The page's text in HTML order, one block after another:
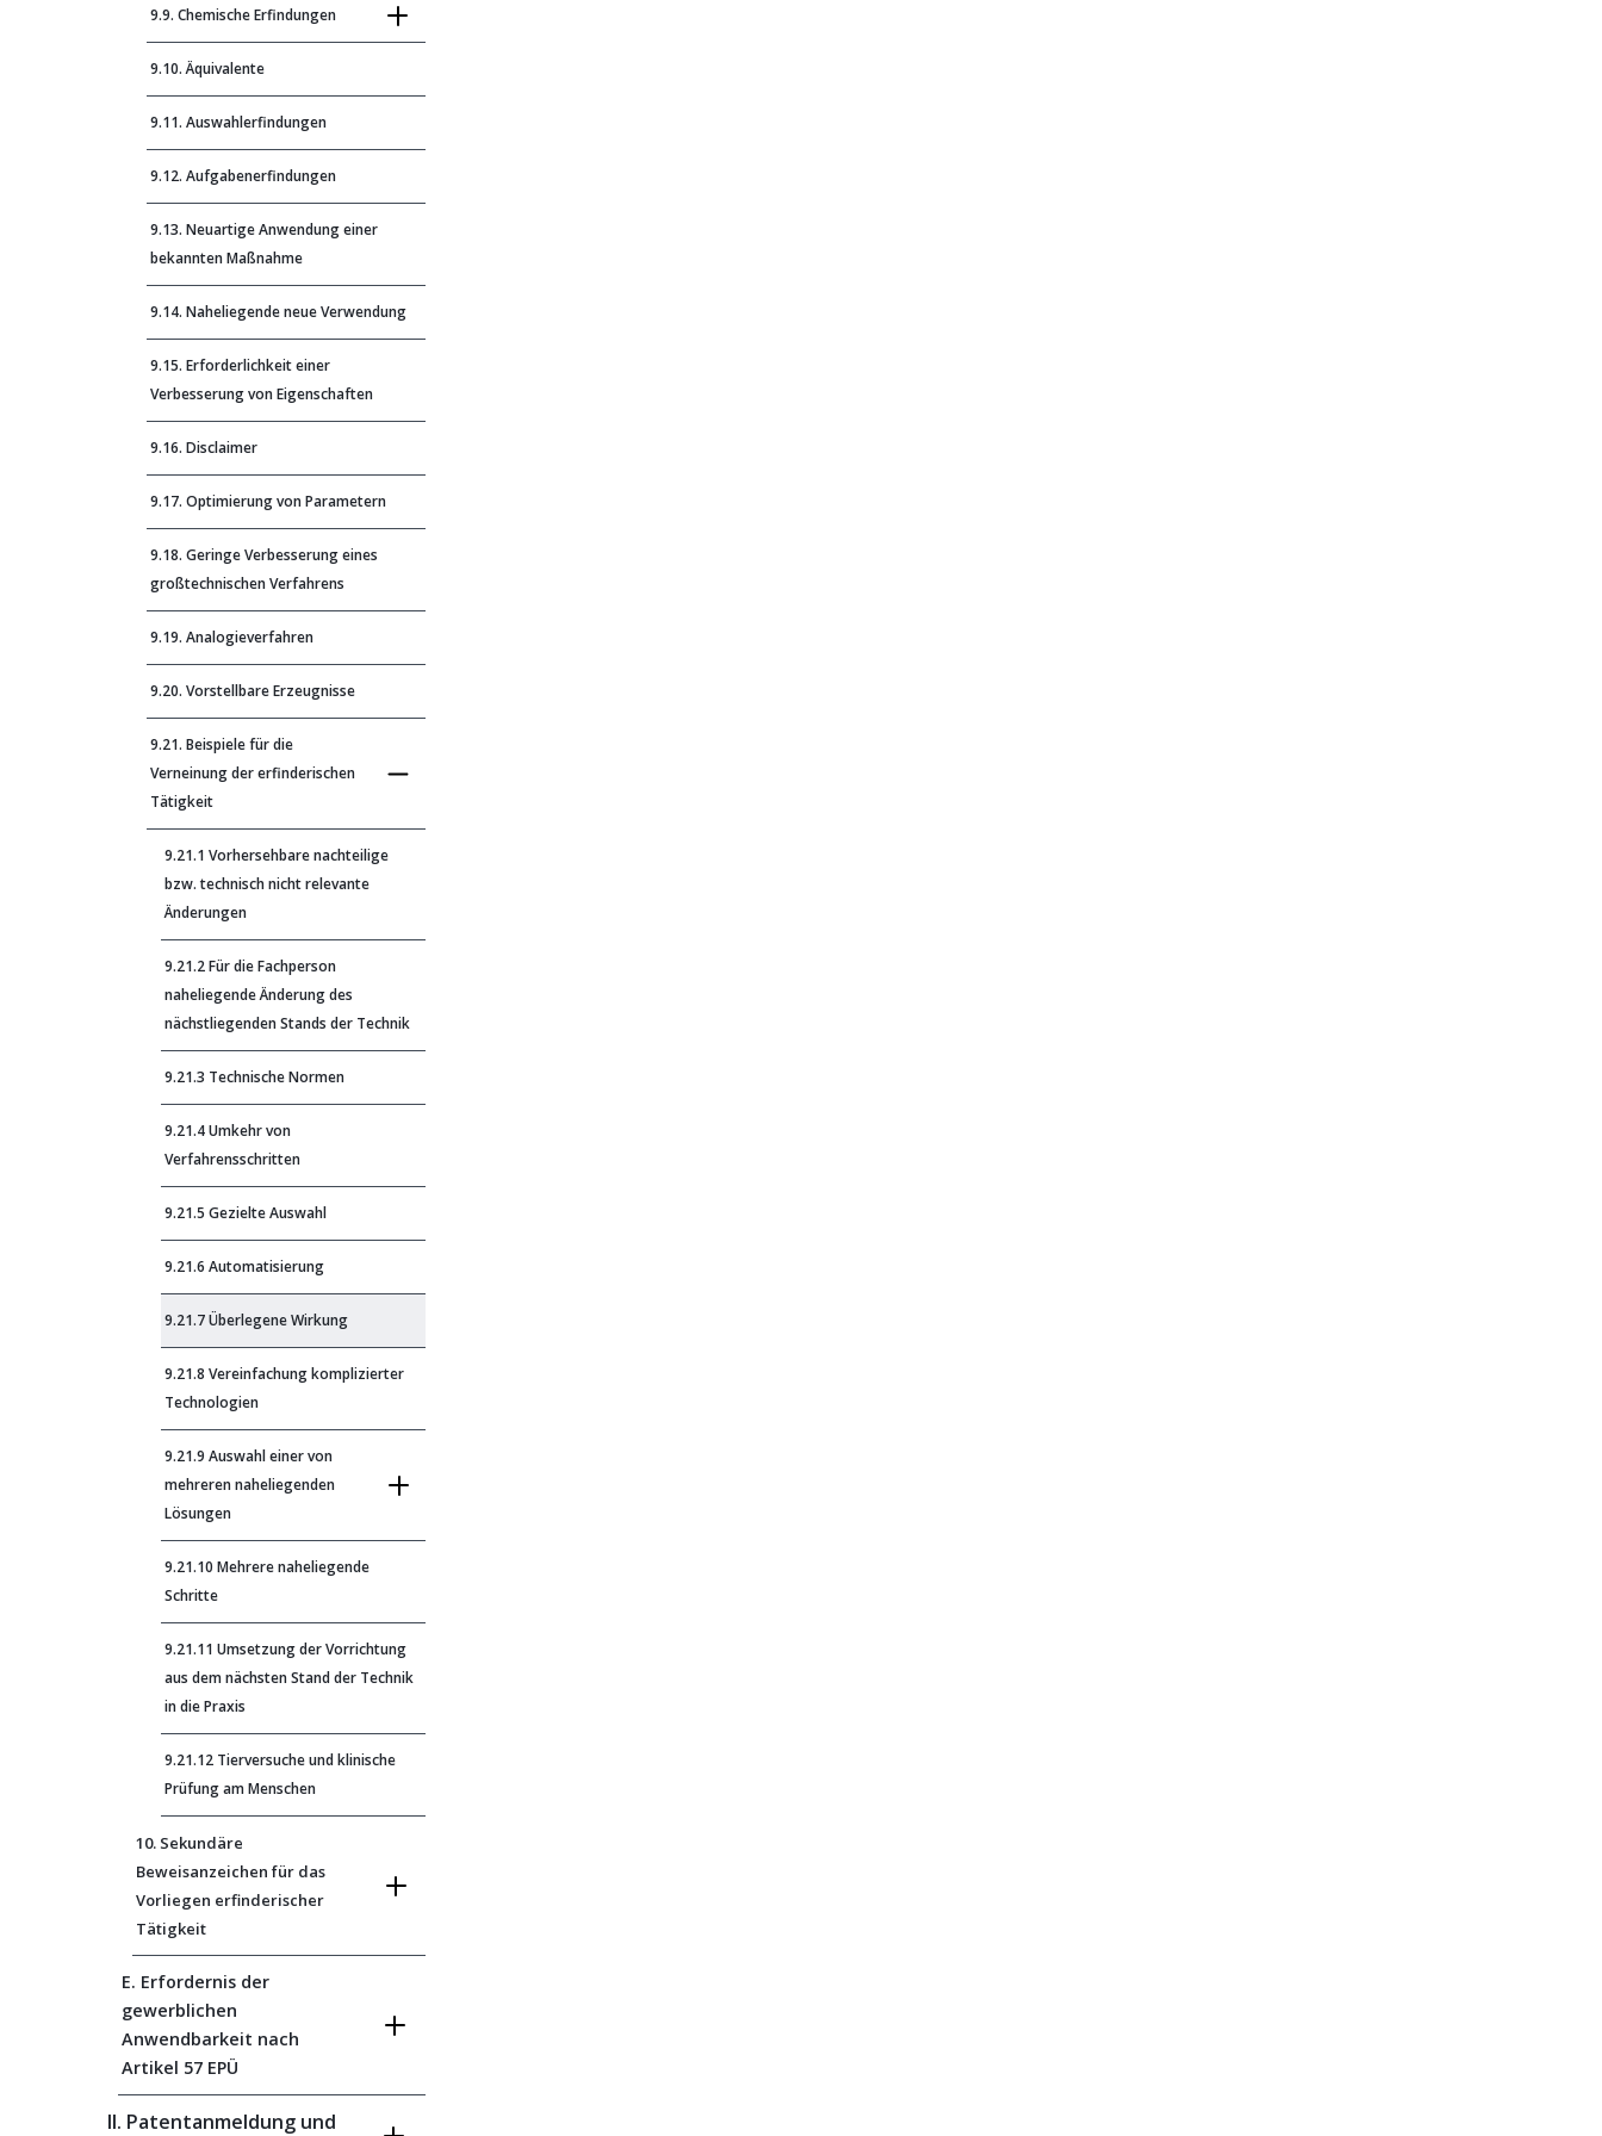
9.9. Chemische Erfindungen
9.10. Äquivalente
9.11. Auswahlerfindungen
9.12. Aufgabenerfindungen
9.13. Neuartige Anwendung einer
bekannten Maßnahme
9.14. Naheliegende neue Verwendung
9.15. Erforderlichkeit einer
Verbesserung von Eigenschaften
9.16. Disclaimer
9.17. Optimierung von Parametern
9.18. Geringe Verbesserung eines
großtechnischen Verfahrens
9.19. Analogieverfahren
9.20. Vorstellbare Erzeugnisse
9.21. Beispiele für die
Verneinung der erfinderischen
Tätigkeit
9.21.1 Vorhersehbare nachteilige
bzw. technisch nicht relevante
Änderungen
9.21.2 Für die Fachperson
naheliegende Änderung des
nächstliegenden Stands der Technik
9.21.3 Technische Normen
9.21.4 Umkehr von
Verfahrensschritten
9.21.5 Gezielte Auswahl
9.21.6 Automatisierung
9.21.7 Überlegene Wirkung
9.21.8 Vereinfachung komplizierter
Technologien
9.21.9 Auswahl einer von
mehreren naheliegenden
Lösungen
9.21.10 Mehrere naheliegende
Schritte
9.21.11 Umsetzung der Vorrichtung
aus dem nächsten Stand der Technik
in die Praxis
9.21.12 Tierversuche und klinische
Prüfung am Menschen
10. Sekundäre
Beweisanzeichen für das
Vorliegen erfinderischer
Tätigkeit
E. Erfordernis der
gewerblichen
Anwendbarkeit nach
Artikel 57 EPÜ
II. Patentanmeldung und